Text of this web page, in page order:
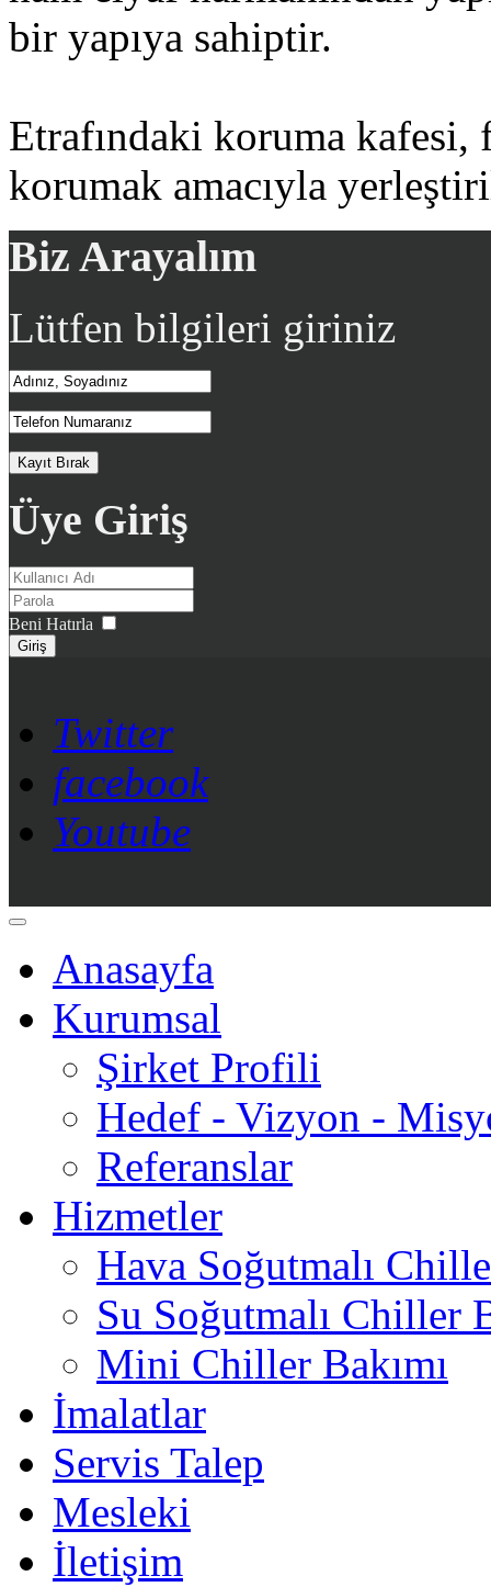
bir yapıya sahiptir.
Etrafındaki koruma
korumak amacıyla
Biz Arayalım
Lütfen bilgileri giriniz
Üye Giriş
Beni Hatırla
Giriş
Twitter
facebook
Youtube
Anasayfa
Kurumsal
Şirket Profili
Hedef - Vizyon -
Referanslar
Hizmetler
Hava Soğutmalı
Su Soğutmalı Chiller
Mini Chiller Bakımı
İmalatlar
Servis Talep
Mesleki
İletişim